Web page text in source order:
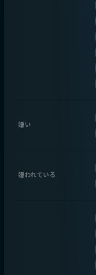
嫌い
嫌われている